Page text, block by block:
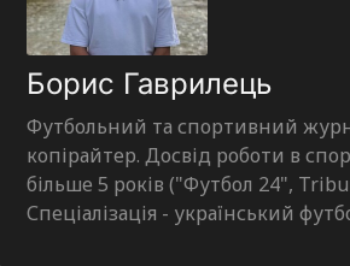
Борис Гаврилець
Футбольний та спортивний
копірайтер. Досвід роботи в
більше 5 років ("Футбол 24",
Спеціалізація - український